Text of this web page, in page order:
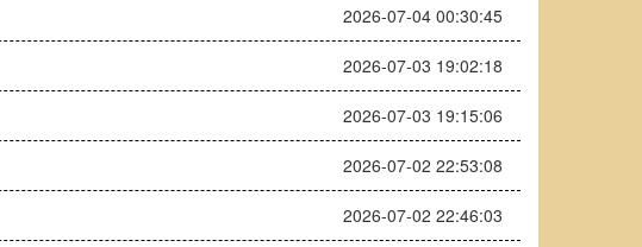
2026-07-04 00:30:45
2026-07-03 19:02:18
2026-07-03 19:15:06
2026-07-02 22:53:08
2026-07-02 22:46:03